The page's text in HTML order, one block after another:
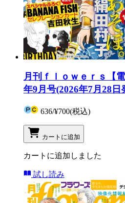
月刊ｆｌｏｗｅｒｓ【
年9月号(2026年7月28日
636/¥700(税込)
カートに追加
カートに追加しました
試し読み